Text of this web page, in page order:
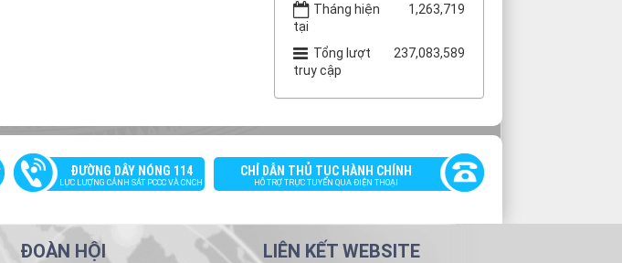
Tháng hiện
tại
1,263,719
Tổng lượt
truy cập
237,083,589
ĐƯỜNG DÂY NÓNG 114
LỰC LƯỢNG CẢNH SÁT PCCC VÀ CNCH
CHỈ DẪN THỦ TỤC HÀNH CHÍNH
HỖ TRỢ TRỰC TUYẾN QUA ĐIỆN THOẠI
ĐOÀN HỘI LIÊN KẾT WEBSITE